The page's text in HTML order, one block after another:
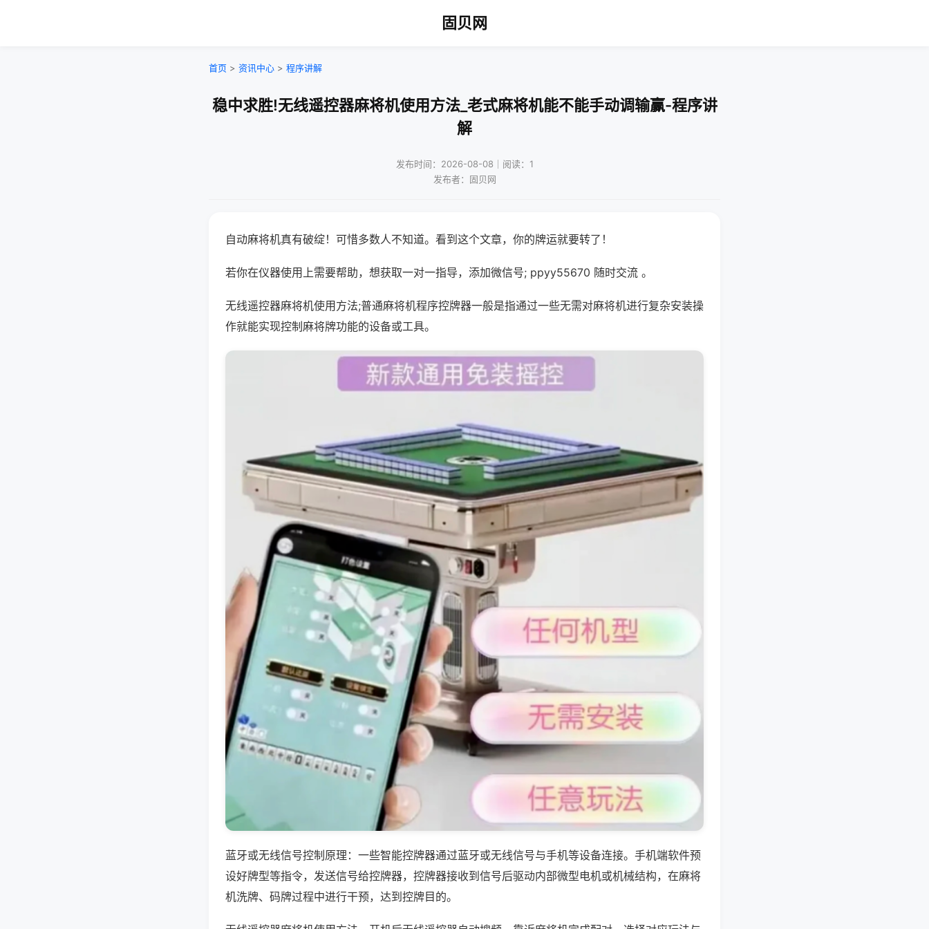
固贝网
首页 > 资讯中心 > 程序讲解
稳中求胜!无线遥控器麻将机使用方法_老式麻将机能不能手动调输赢-程序讲
解
发布时间：2026-08-08｜阅读：1
发布者：固贝网
自动麻将机真有破绽！可惜多数人不知道。看到这个文章，你的牌运就要转了！
若你在仪器使用上需要帮助，想获取一对一指导，添加微信号; ppyy55670 随时交流 。
无线遥控器麻将机使用方法;普通麻将机程序控牌器一般是指通过一些无需对麻将机进行复杂安装操
作就能实现控制麻将牌功能的设备或工具。
蓝牙或无线信号控制原理：一些智能控牌器通过蓝牙或无线信号与手机等设备连接。手机端软件预
设好牌型等指令，发送信号给控牌器，控牌器接收到信号后驱动内部微型电机或机械结构，在麻将
机洗牌、码牌过程中进行干预，达到控牌目的。